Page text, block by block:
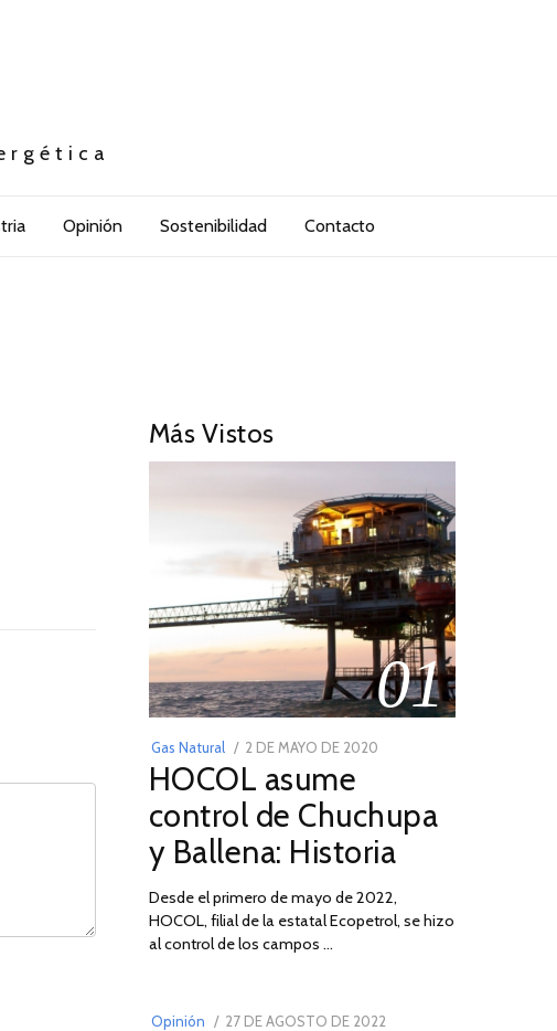
Opinión Sostenibilidad Contacto
Más Vistos
01
Gas Natural
POSTED
ON
2 DE MAYO DE 2020
DE
2026
HOCOL asume
control de Chuchupa
y Ballena: Historia
Desde el primero de mayo de 2022,
HOCOL, filial de la estatal Ecopetrol, se hizo
al control de los campos …
Opinión
POSTED
27 DE AGOSTO DE 2022